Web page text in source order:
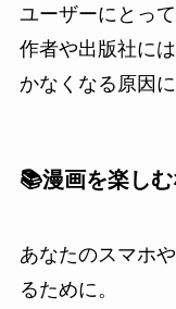
ユーザーにとっ
作者や出版社に
かなくなる原因
📚漫画を楽し
あなたのスマホ
るために。